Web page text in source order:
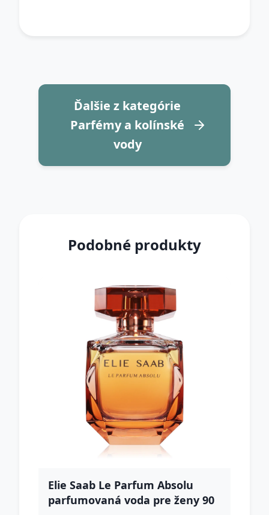
Ďalšie z kategórie
Parfémy a kolínské
vody
Podobné produkty
Elie Saab Le Parfum Absolu
parfumovaná voda pre ženy 90